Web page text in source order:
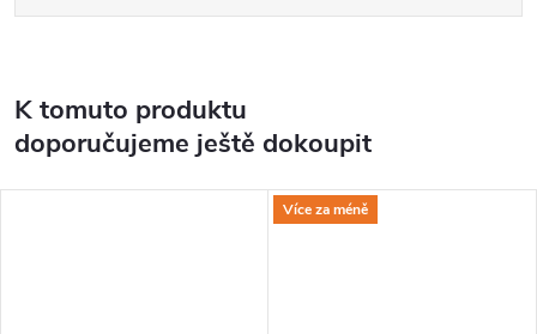
K tomuto produktu
doporučujeme ještě dokoupit
Více za méně